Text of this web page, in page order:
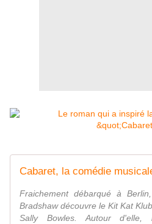
Fraichement débarqué à
Bradshaw découvre le Kit Kat
Sally Bowles. Autour d'elle,